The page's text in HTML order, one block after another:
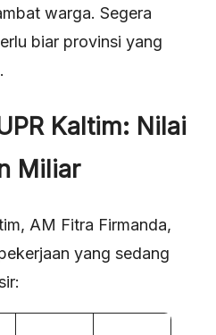
warga. Segera
biar provinsi yang
Kaltim: Nilai
Miliar
AM Fitra Firmanda,
yang sedang